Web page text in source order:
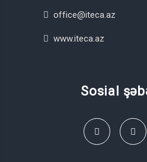
office@iteca.az
www.iteca.az
Sosial